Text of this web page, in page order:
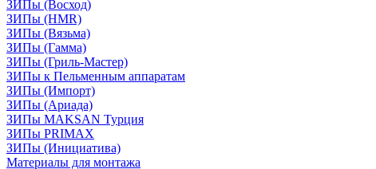
ЗИПы (Восход)
ЗИПы (HMR)
ЗИПы (Вязьма)
ЗИПы (Гамма)
ЗИПы (Гриль-Мастер)
ЗИПы к Пельменным аппаратам
ЗИПы (Импорт)
ЗИПы (Ариада)
ЗИПы MAKSAN Турция
ЗИПы PRIMAX
ЗИПы (Инициатива)
Материалы для монтажа